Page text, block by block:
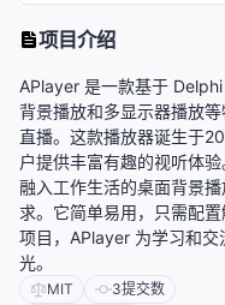
项目介绍
APlayer 是一款基于
背景播放和多显示器播放
直播。这款播放器诞生于
户提供丰富有趣的视听体
融入工作生活的桌面背景
求。它简单易用，只需配
项目，APlayer 为学习和
光。
MIT 3提交数